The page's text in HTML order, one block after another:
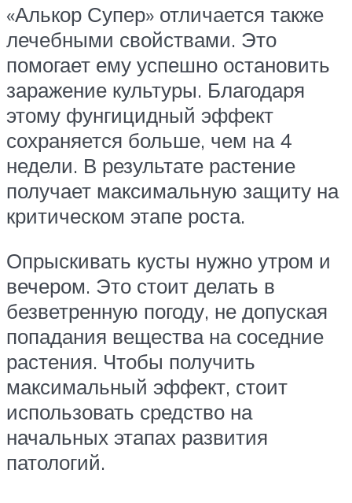
«Алькор Супер» отличается также
лечебными свойствами. Это
помогает ему успешно остановить
заражение культуры. Благодаря
этому фунгицидный эффект
сохраняется больше, чем на 4
недели. В результате растение
получает максимальную защиту на
критическом этапе роста.
Опрыскивать кусты нужно утром и
вечером. Это стоит делать в
безветренную погоду, не допуская
попадания вещества на соседние
растения. Чтобы получить
максимальный эффект, стоит
использовать средство на
начальных этапах развития
патологий.